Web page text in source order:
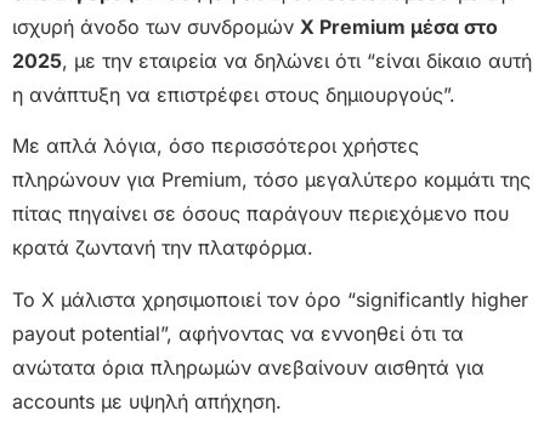
ισχυρή άνοδο των συνδρομών X Premium μέσα στο
2025, με την εταιρεία να δηλώνει ότι “είναι δίκαιο αυτή
η ανάπτυξη να επιστρέφει στους δημιουργούς”.
Με απλά λόγια, όσο περισσότεροι χρήστες
πληρώνουν για Premium, τόσο μεγαλύτερο κομμάτι της
πίτας πηγαίνει σε όσους παράγουν περιεχόμενο που
κρατά ζωντανή την πλατφόρμα.
Το X μάλιστα χρησιμοποιεί τον όρο “significantly higher
payout potential”, αφήνοντας να εννοηθεί ότι τα
ανώτατα όρια πληρωμών ανεβαίνουν αισθητά για
accounts με υψηλή απήχηση.